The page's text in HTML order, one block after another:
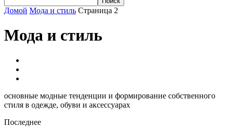
Домой Мода и стиль Страница 2
Мода и стиль
основные модные тенденции и формирование собственного
стиля в одежде, обуви и аксессуарах
Последнее